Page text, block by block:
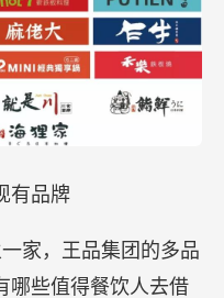
有品牌
家，王品集团的多品
哪些值得餐饮人去借